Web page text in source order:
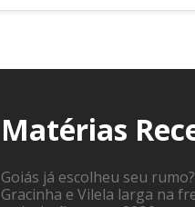
Matérias
Goiás já escolheu seu
Gracinha e Vilela larga na